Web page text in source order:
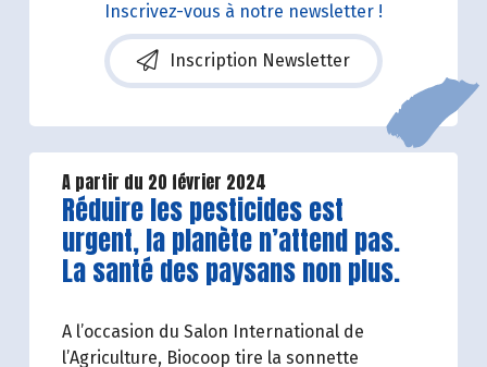
Inscrivez-vous à notre newsletter !
Inscription Newsletter
A partir du 20 février 2024
Lire la suite de l'article
Réduire les pesticides est
urgent, la planète n’attend pas.
La santé des paysans non plus.
A l’occasion du Salon International de
l’Agriculture, Biocoop tire la sonnette